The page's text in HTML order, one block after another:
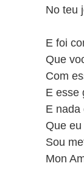
No teu
E foi
Que
Com
E esse
E nada
Que
Sou
Mon